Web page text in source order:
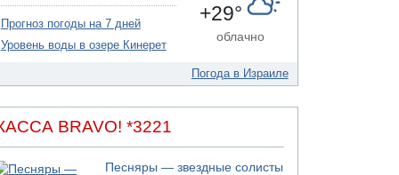
06.08.2026 11:41
Трое подростков ограбили сексшоп в Холоне
06.08.2026 08:11
атака на российский НПЗ
провел испытания системы
Прогноз погоды на 7 дней
Уровень воды в озере Кинерет
+29°
облачно
Погода в Израиле
BRAVO! *3221
Песняры — звездные солисты